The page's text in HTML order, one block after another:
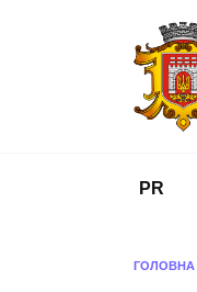
PR
ГОЛОВНА